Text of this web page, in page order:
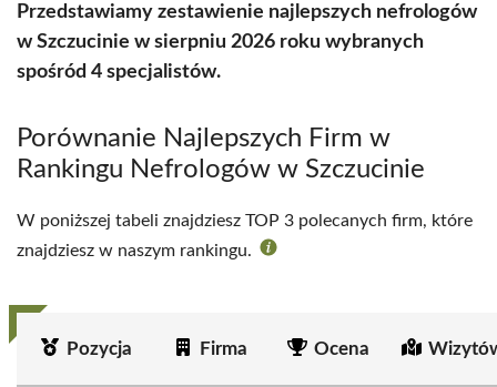
Przedstawiamy zestawienie najlepszych nefrologów
w Szczucinie w sierpniu 2026 roku wybranych
spośród 4 specjalistów.
Porównanie Najlepszych Firm w
Rankingu Nefrologów w Szczucinie
W poniższej tabeli znajdziesz TOP 3 polecanych firm, które
znajdziesz w naszym rankingu.
Pozycja Firma Ocena